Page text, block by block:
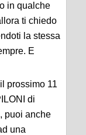
in qualche
ti chiedo
la stessa
E
prossimo 11
di
puoi anche
una